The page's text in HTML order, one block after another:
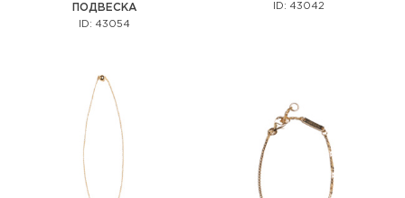
ПОДВЕСКА
ID: 43054
ID: 43042